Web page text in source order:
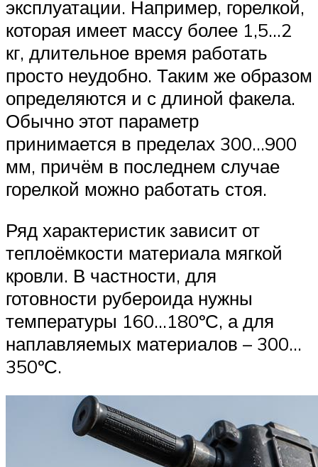
эксплуатации. Например, горелкой,
которая имеет массу более 1,5…2
кг, длительное время работать
просто неудобно. Таким же образом
определяются и с длиной факела.
Обычно этот параметр
принимается в пределах 300…900
мм, причём в последнем случае
горелкой можно работать стоя.
Ряд характеристик зависит от
теплоёмкости материала мягкой
кровли. В частности, для
готовности рубероида нужны
температуры 160…180ºС, а для
наплавляемых материалов – 300…
350ºС.